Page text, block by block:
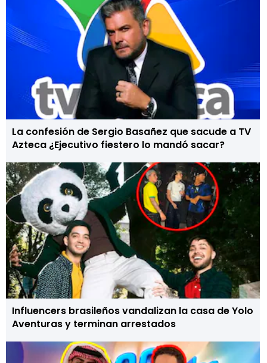
La confesión de Sergio Basañez que sacude a TV
Azteca ¿Ejecutivo fiestero lo mandó sacar?
Influencers brasileños vandalizan la casa de Yolo
Aventuras y terminan arrestados